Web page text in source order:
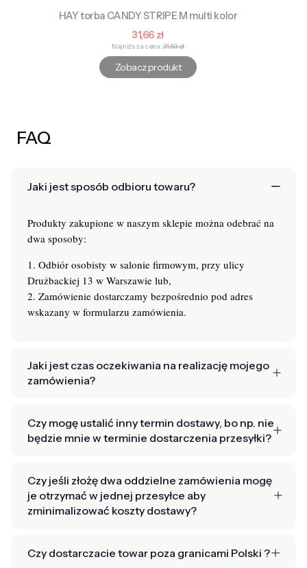
HAY torba CANDY STRIPE M multi kolor
Cena promocyjna
31,66 zł
Najniższa cena: 31,63 zł
Zobacz produkt
FAQ
Jaki jest sposób odbioru towaru?
Produkty zakupione w naszym sklepie można odebrać na
dwa sposoby:
1. Odbiór osobisty w salonie firmowym, przy ulicy
Drużbackiej 13 w Warszawie lub,
2. Zamówienie dostarczamy bezpośrednio pod adres
wskazany w formularzu zamówienia.
Jaki jest czas oczekiwania na realizację mojego
zamówienia?
Czy mogę ustalić inny termin dostawy, bo np. nie
będzie mnie w terminie dostarczenia przesyłki?
Czy jeśli złożę dwa oddzielne zamówienia mogę
je otrzymać w jednej przesyłce aby
zminimalizować koszty dostawy?
Czy dostarczacie towar poza granicami Polski ?